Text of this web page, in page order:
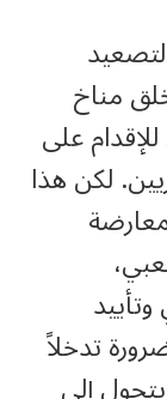
مناخ
على
لكن هذا
تدخلاً